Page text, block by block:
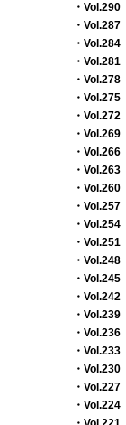
・Vol.290
・Vol.287
・Vol.284
・Vol.281
・Vol.278
・Vol.275
・Vol.272
・Vol.269
・Vol.266
・Vol.263
・Vol.260
・Vol.257
・Vol.254
・Vol.251
・Vol.248
・Vol.245
・Vol.242
・Vol.239
・Vol.236
・Vol.233
・Vol.230
・Vol.227
・Vol.224